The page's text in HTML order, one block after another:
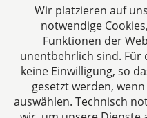
Alle
CTC LEGAL
Wir platzieren auf
notwendige
Funktionen der
unentbehrlich sind. Für
keine Einwilligung, so
gesetzt werden,
auswählen. Technisch